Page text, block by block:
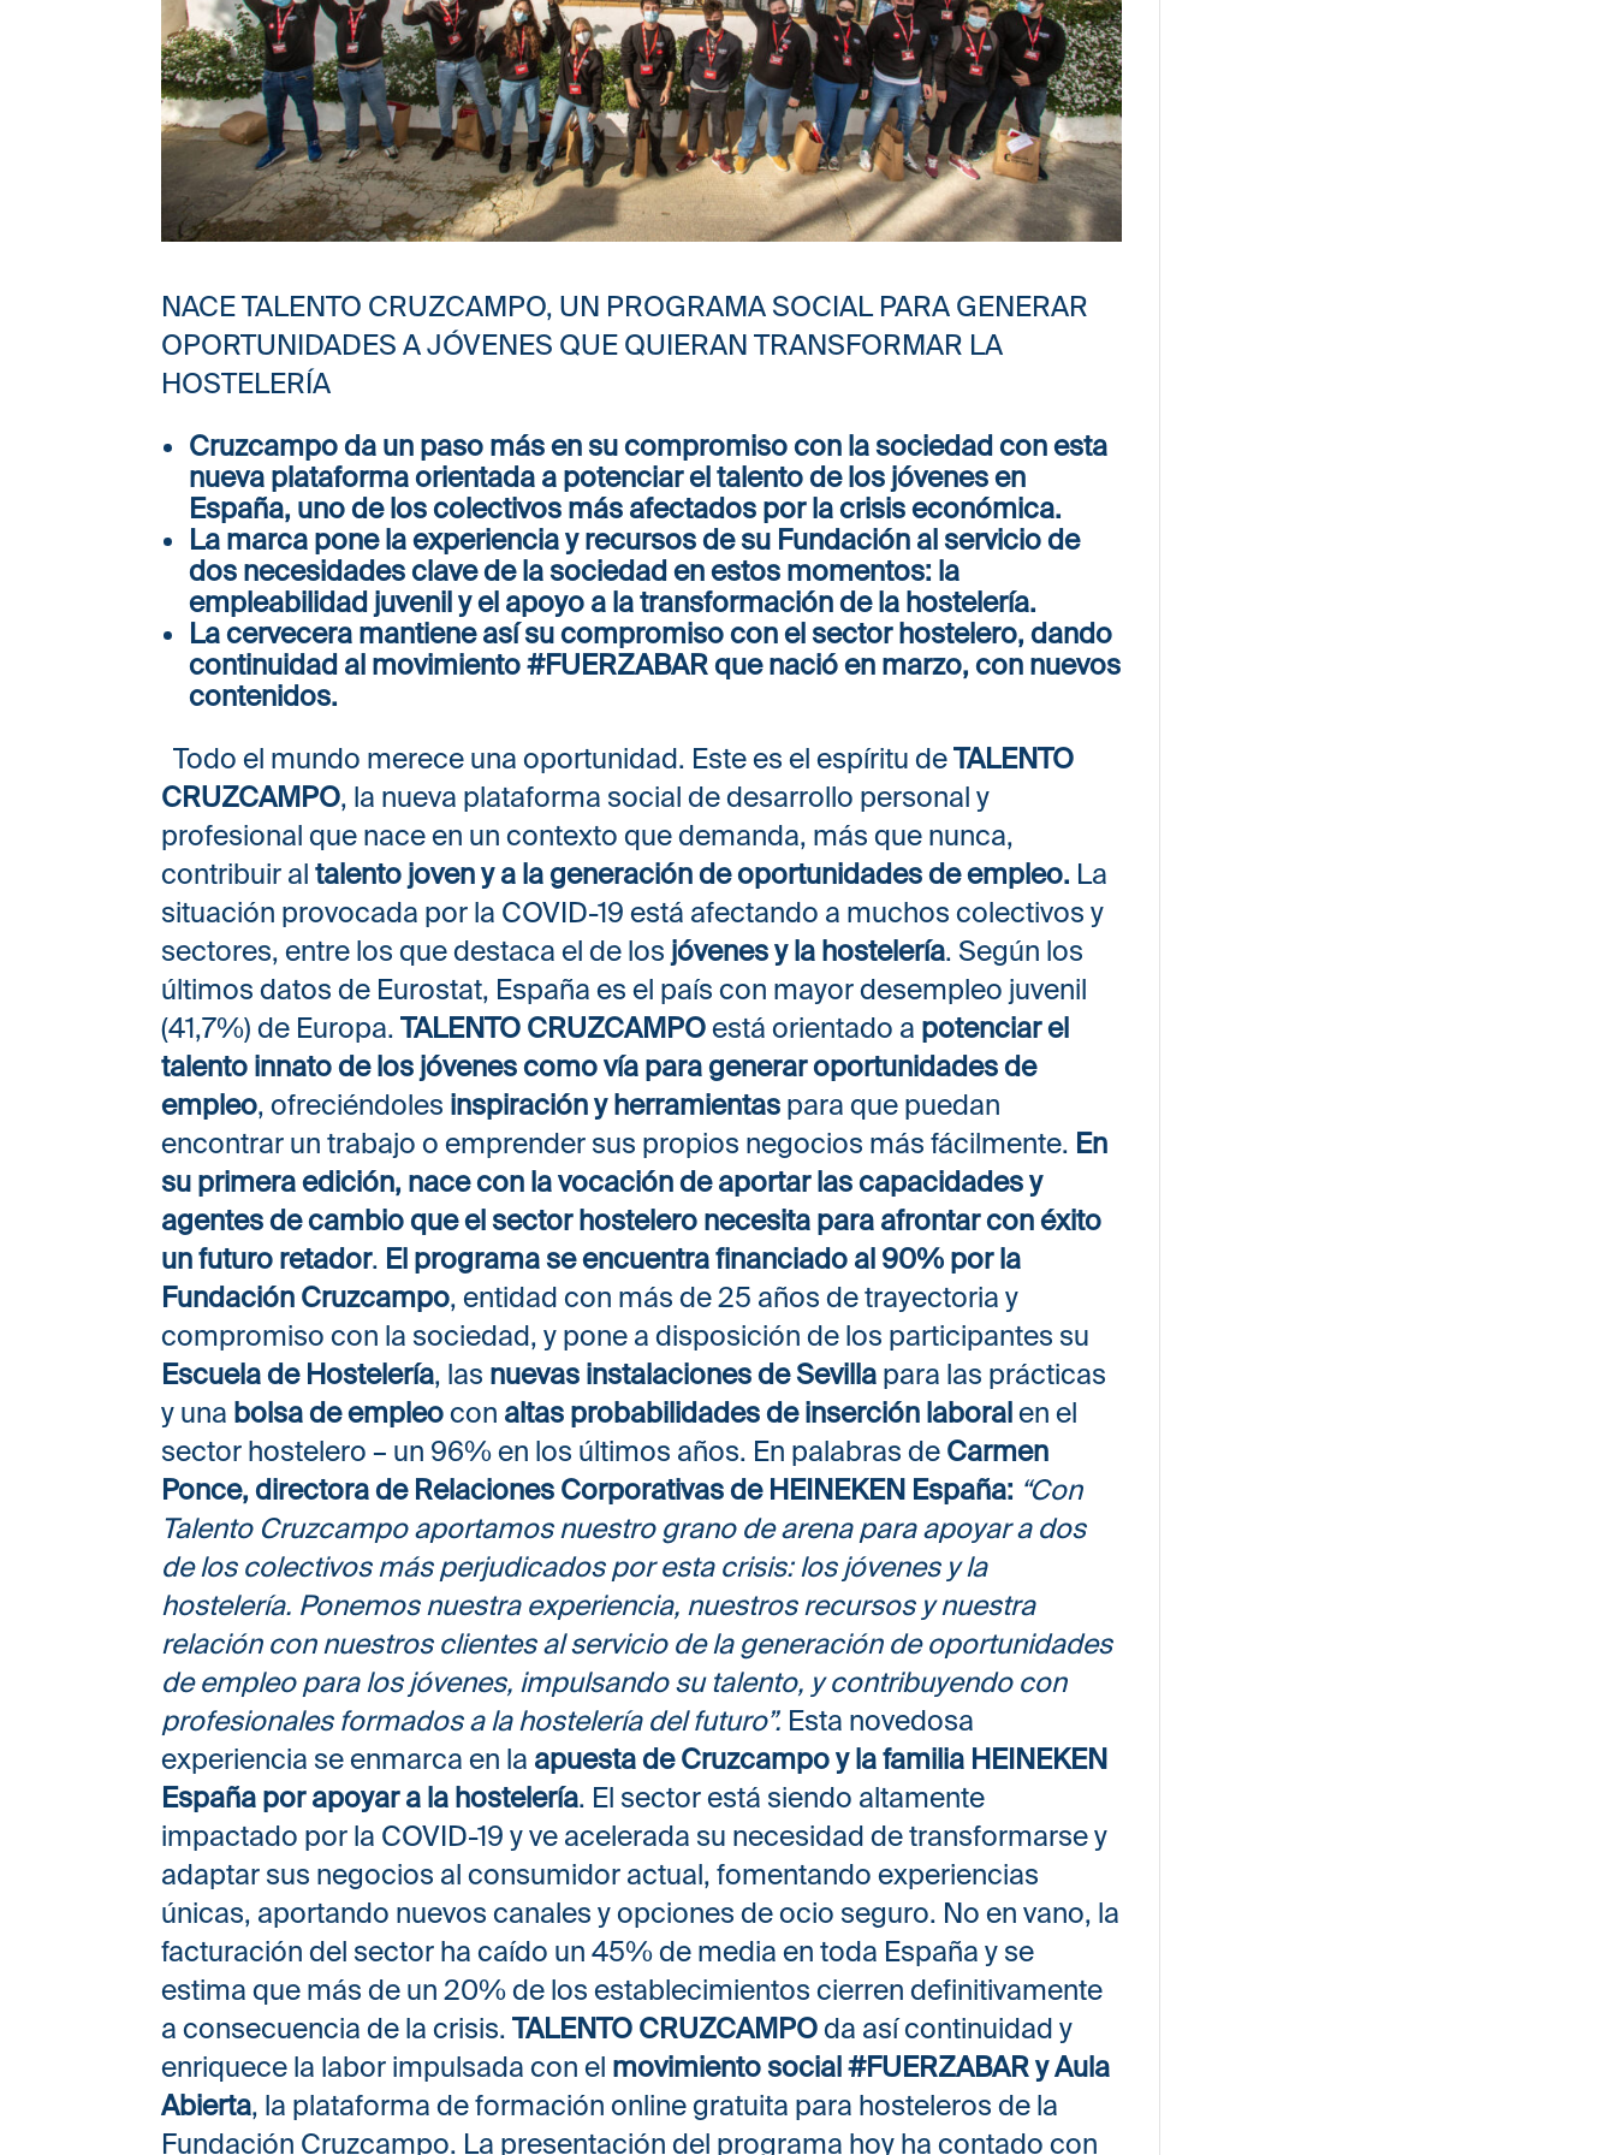
NACE TALENTO CRUZCAMPO, UN PROGRAMA SOCIAL PARA GENERAR
OPORTUNIDADES A JÓVENES QUE QUIERAN TRANSFORMAR LA
HOSTELERÍA
Cruzcampo da un paso más en su compromiso con la sociedad con esta
nueva plataforma orientada a potenciar el talento de los jóvenes en
España, uno de los colectivos más afectados por la crisis económica.
La marca pone la experiencia y recursos de su Fundación al servicio de
dos necesidades clave de la sociedad en estos momentos: la
empleabilidad juvenil y el apoyo a la transformación de la hostelería.
La cervecera mantiene así su compromiso con el sector hostelero, dando
continuidad al movimiento #FUERZABAR que nació en marzo, con nuevos
contenidos.
Todo el mundo merece una oportunidad. Este es el espíritu deTALENTO
CRUZCAMPO, la nueva plataforma social de desarrollo personal y
profesional que nace en un contexto que demanda, más que nunca,
contribuir altalento joven y a la generación de oportunidades de empleo. La
situación provocada por la COVID-19 está afectando a muchos colectivos y
sectores, entre los que destaca el de los jóvenes y la hostelería. Según los
últimos datos de Eurostat, España es el país con mayor desempleo juvenil
(41,7%) de Europa.TALENTO CRUZCAMPOestá orientado a potenciar el
talento innato de los jóvenes como vía para generar oportunidades de
empleo, ofreciéndoles inspiración y herramientas para que puedan
encontrar un trabajo o emprender sus propios negocios más fácilmente. En
su primera edición, nace con la vocación de aportar las capacidades y
agentes de cambio que el sector hostelero necesita para afrontar con éxito
un futuro retador. El programa se encuentra financiado al 90% por la
Fundación Cruzcampo, entidad con más de 25 años de trayectoria y
compromiso con la sociedad, y pone a disposición de los participantes su
Escuela de Hostelería, las nuevas instalaciones de Sevilla para las prácticas
y una bolsa de empleocon altas probabilidades de inserción laboralen el
sector hostelero – un 96% en los últimos años. En palabras de Carmen
Ponce, directora de Relaciones Corporativas de HEINEKEN España: “Con
Talento Cruzcampo aportamos nuestro grano de arena para apoyar a dos
de los colectivos más perjudicados por esta crisis: los jóvenes y la
hostelería. Ponemos nuestra experiencia, nuestros recursos y nuestra
relación con nuestros clientes al servicio de la generación de oportunidades
de empleo para los jóvenes, impulsando su talento, y contribuyendo con
profesionales formados a la hostelería del futuro”. Esta novedosa
experiencia se enmarca en la apuesta de Cruzcampo y la familia HEINEKEN
España por apoyar a la hostelería. El sector está siendo altamente
impactado por la COVID-19 y ve acelerada su necesidad de transformarse y
adaptar sus negocios al consumidor actual, fomentando experiencias
únicas, aportando nuevos canales y opciones de ocio seguro. No en vano, la
facturación del sector ha caído un 45% de media en toda España y se
estima que más de un 20% de los establecimientos cierren definitivamente
a consecuencia de la crisis.TALENTO CRUZCAMPOda así continuidad y
enriquece la labor impulsada con el movimiento social #FUERZABAR y Aula
Abierta, la plataforma de formación online gratuita para hosteleros de la
Fundación Cruzcampo. La presentación del programa hoy ha contado con